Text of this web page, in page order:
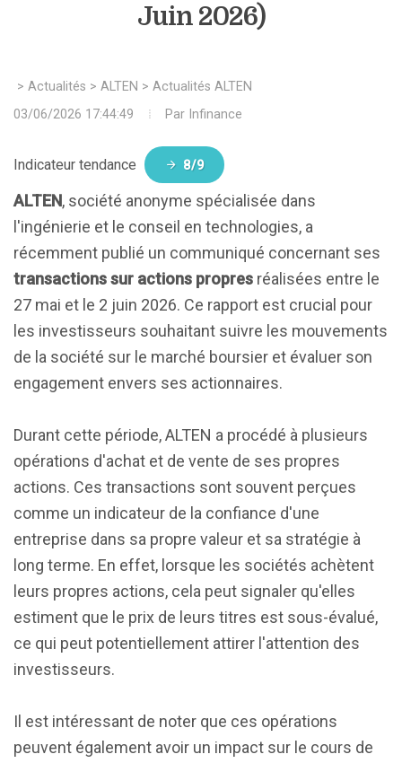
Juin 2026)
> Actualités > ALTEN > Actualités ALTEN
03/06/2026 17:44:49
Par Infinance
Indicateur tendance 8/9
ALTEN, société anonyme spécialisée dans
l'ingénierie et le conseil en technologies, a
récemment publié un communiqué concernant ses
transactions sur actions propres réalisées entre le
27 mai et le 2 juin 2026. Ce rapport est crucial pour
les investisseurs souhaitant suivre les mouvements
de la société sur le marché boursier et évaluer son
engagement envers ses actionnaires.
Durant cette période, ALTEN a procédé à plusieurs
opérations d'achat et de vente de ses propres
actions. Ces transactions sont souvent perçues
comme un indicateur de la confiance d'une
entreprise dans sa propre valeur et sa stratégie à
long terme. En effet, lorsque les sociétés achètent
leurs propres actions, cela peut signaler qu'elles
estiment que le prix de leurs titres est sous-évalué,
ce qui peut potentiellement attirer l'attention des
investisseurs.
Il est intéressant de noter que ces opérations
peuvent également avoir un impact sur le cours de